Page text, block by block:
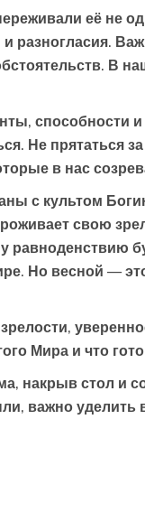
её не
разногласия.
В
способности
Не
в нас
с культом
свою
равноденствию
Но весной —
Мира и что
накрыв стол и
важно